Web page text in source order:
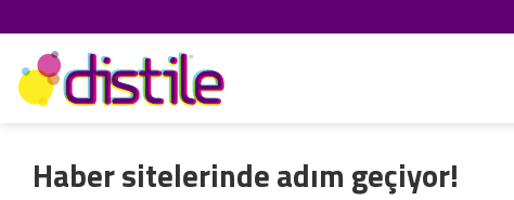
atla
Haber sitelerinde adım geçiyor!